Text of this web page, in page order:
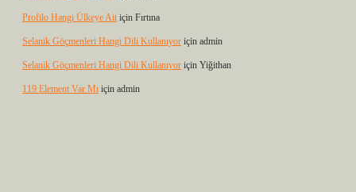
Profilo Hangi Ülkeye Ait için Fırtına
Selanik Göçmenleri Hangi Dili Kullanıyor için admin
Selanik Göçmenleri Hangi Dili Kullanıyor için Yiğithan
119 Element Var Mı için admin